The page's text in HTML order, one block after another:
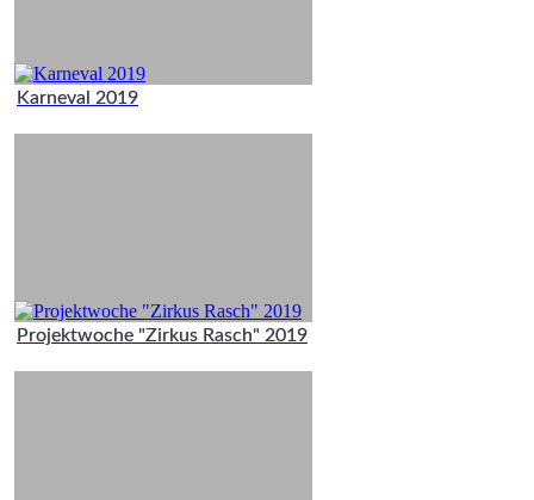
Karneval 2019
Projektwoche "Zirkus Rasch" 2019